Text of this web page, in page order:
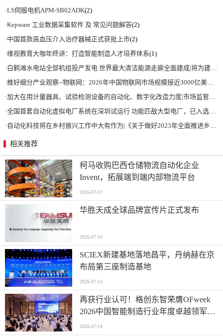
·LS伺服电机APM-SB02ADK(2)
·Kepware 工业数据采集软件 及 常见问题解答(2)
·中国首款高血压介入治疗器械正式获批上市(2)
·维视教育大咖年终讲：打造智能制造人才培养体系(1)
·白鹤滩水电站全部机组投产发电 世界最大清洁能源走廊全面建成|将为建设新型能源体系、保障国家能源安全、实现“双碳”目标提供有力支撑
·推好细分产业观察--物联网：2026年中国物联网市场规模接近3000亿美元 智慧工厂、智慧城市、智慧电网等将占60%以上
·加大在用计量器具、试验检测设备的自动化、数字化改造力度|市场监管总局 工业和信息化部 关于促进企业计量能力提升的指导意见
·全国首套自动化虚拟电厂系统在深圳试运行 功能匹敌大型电厂，已入选国际典型案例
· 自动化科技将在乡村振兴工作中大有作为|《关于做好2023年全面推进乡村振兴重点工作的意见》发布
相关推荐
柯马收购巴西仓储物流自动化企业
Invent，拓展端到端内部物流平台
2026-07-17
华胜天成全球品牌宣传片正式发布
2026-07-16
SCIEX新建基地落地昌平，丹纳赫在京
布局第三座制造基地
2026-07-15
再获行业认可！格创东智荣膺OFweek
2026中国智能制造行业年度卓越领军企
业奖
2026-07-14